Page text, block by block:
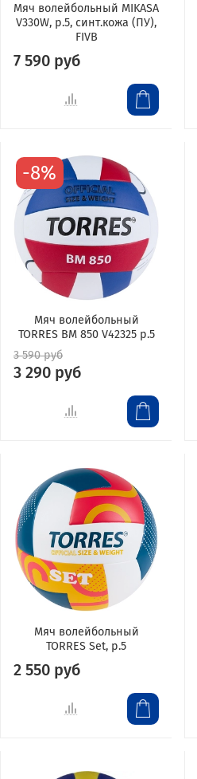
Мяч волейбольный MIKASA
V330W, р.5, синт.кожа (ПУ),
FIVB
7 590 руб
-8%
Мяч волейбольный
TORRES BM 850 V42325 р.5
3 590 руб
3 290 руб
Мяч волейбольный
TORRES Set, р.5
2 550 руб